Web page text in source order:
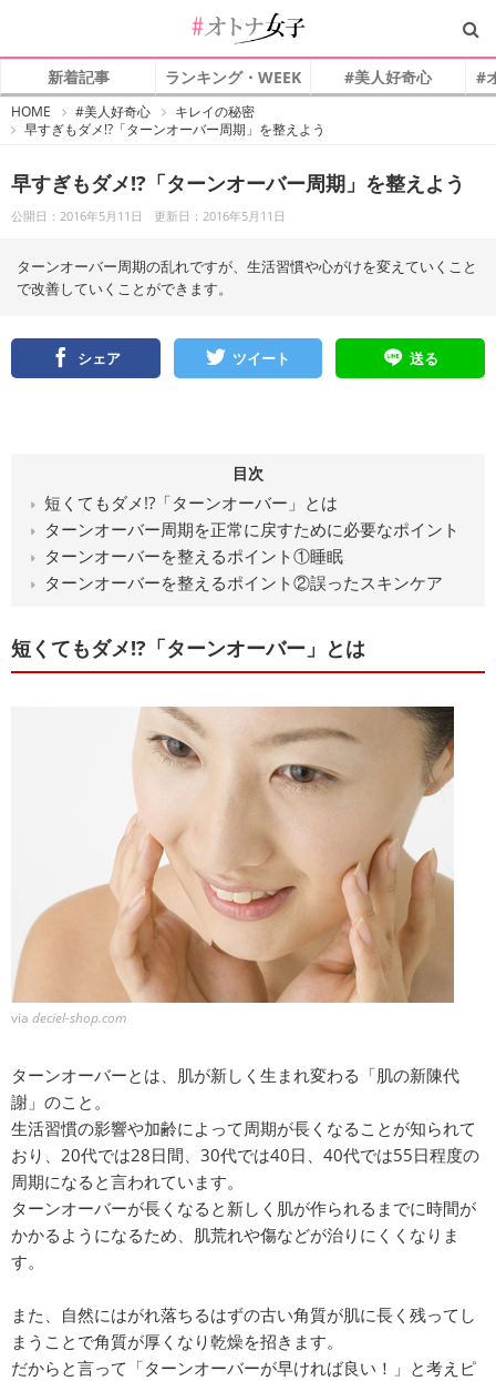
新着記事 ランキング・WEEK #美人好奇心 #
HOME
オ
ト
子
#美人好奇心
キレイの秘密
早すぎもダメ!?「ターンオーバー周期」を整えよう
早すぎもダメ!?「ターンオーバー周期」を整えよう
公開日：2016年5月11日 更新日：2016年5月11日
ターンオーバー周期の乱れですが、生活習慣や心がけを変えていくこと
で改善していくことができます。
シェア ツイート 送る
目次
短くてもダメ!?「ターンオーバー」とは
ターンオーバー周期を正常に戻すために必要なポイント
ターンオーバーを整えるポイント①睡眠
ターンオーバーを整えるポイント②誤ったスキンケア
短くてもダメ!?「ターンオーバー」とは
via deciel-shop.com
ターンオーバーとは、肌が新しく生まれ変わる「肌の新陳代
謝」のこと。
生活習慣の影響や加齢によって周期が長くなることが知られて
おり、20代では28日間、30代では40日、40代では55日程度の
周期になると言われています。
ターンオーバーが長くなると新しく肌が作られるまでに時間が
かかるようになるため、肌荒れや傷などが治りにくくなりま
す。
また、自然にはがれ落ちるはずの古い角質が肌に長く残ってし
まうことで角質が厚くなり乾燥を招きます。
だからと言って「ターンオーバーが早ければ良い！」と考えピ